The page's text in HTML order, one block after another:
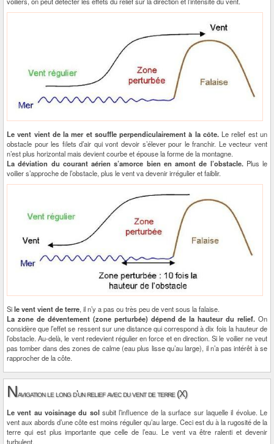
Le vent vient de la mer et souffle perpendiculairement à la côte. Le relief est un
obstacle pour les filets d’air qui vont devoir s’élever pour le franchir. Le vecteur vent
n’est plus horizontal mais devient courbe et épouse la forme de la montagne.
La déviation du courant aérien s’amorce bien en amont de l’obstacle. Plus le
voilier s’approche de l’obstacle, plus le vent va devenir irrégulier et faiblir.
Sile vent vient de terre, il n’y a pas ou très peu de vent sous la falaise.
La zone de déventement (zone perturbée) dépend de la hauteur du relief. On
considère que l’effet se ressent sur une distance qui correspond à dix fois la hauteur de
l’obstacle. Au-delà, le vent redevient régulier en force et en direction. Si le voilier ne veut
pas tomber dans des zones de calme (eau plus lisse qu’au large), il n’a pas intérêt à se
rapprocher de la côte.
Navigation le long d'un relief avec du vent de terre (X)
Le vent au voisinage du sol subit l’influence de la surface sur laquelle il évolue. Le
vent aux abords d’une côte est moins régulier qu’au large. Ceci est du à la rugosité de la
terre qui est plus importante que celle de l’eau. Le vent va être ralenti et devenir
turbulent.